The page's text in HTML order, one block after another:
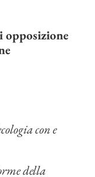
opposizione
con e
della